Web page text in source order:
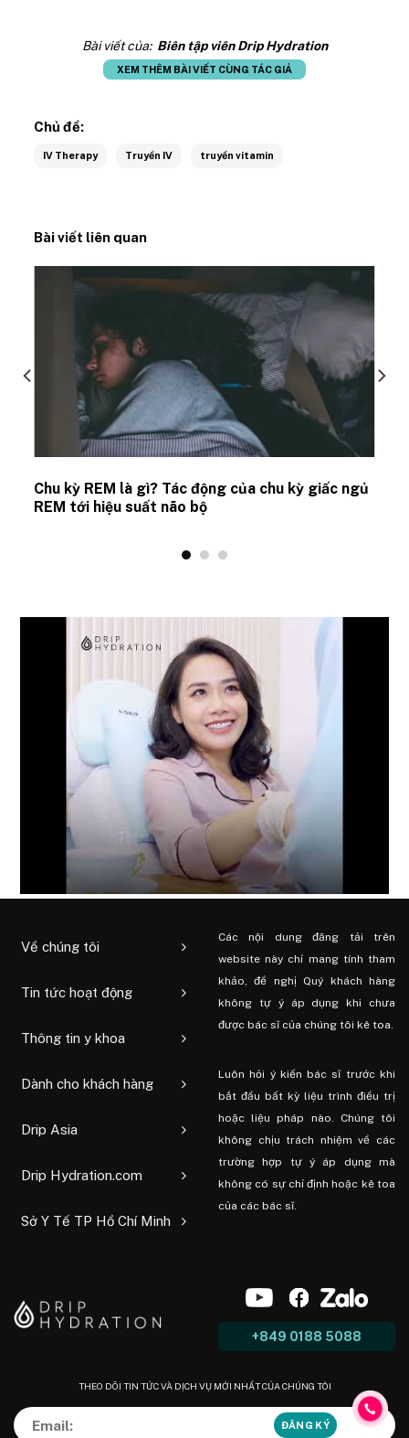
Bài viết của: Biên tập viên Drip Hydration
XEM THÊM BÀI VIẾT CÙNG TÁC GIẢ
Chủ đề:
IV Therapy Truyền IV truyền vitamin
Bài viết liên quan
Chu kỳ REM là gì? Tác động của chu kỳ giấc ngủ
REM tới hiệu suất não bộ
Về chúng tôi
Tin tức hoạt động
Thông tin y khoa
Dành cho khách hàng
Drip Asia
Drip Hydration.com
Sở Y Tế TP Hồ Chí Minh
Các nội dung đăng tải trên
website này chỉ mang tính tham
khảo, đề nghị Quý khách hàng
không tự ý áp dụng khi chưa
được bác sĩ của chúng tôi kê toa.
Luôn hỏi ý kiến ​​bác sĩ trước khi
bắt đầu bất kỳ liệu trình điều trị
hoặc liệu pháp nào. Chúng tôi
không chịu trách nhiệm về các
trường hợp tự ý áp dụng mà
không có sự chỉ định hoặc kê toa
của các bác sĩ.
+849 0188 5088
THEO DÕI TIN TỨC VÀ DỊCH VỤ MỚI NHẤT CỦA CHÚNG TÔI